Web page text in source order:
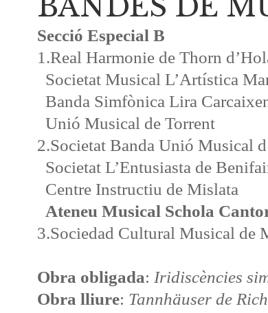
Secció Especial B
1.Real Harmonie de Thorn
Societat Musical L’Artística
Banda Simfònica Lira
Unió Musical de Torrent
2.Societat Banda Unió Musical
Societat L’Entusiasta de
Centre Instructiu de Mislata
Ateneu Musical Schola
3.Sociedad Cultural Musical de
Obra obligada: Iridiscències
Obra lliure: Tannhäuser de